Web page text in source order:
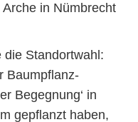
in Nümbrecht
die Standortwahl:
Baumpflanz-
Begegnung‘ in
gepflanzt haben,